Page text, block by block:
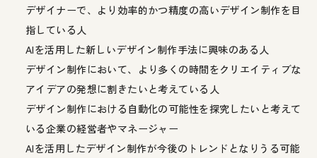
デザイナーで、より効率的かつ精度の高いデザイン制作を目
指している人
AIを活用した新しいデザイン制作手法に興味のある人
デザイン制作において、より多くの時間をクリエイティブな
アイデアの発想に割きたいと考えている人
デザイン制作における自動化の可能性を探究したいと考えて
いる企業の経営者やマネージャー
AIを活用したデザイン制作が今後のトレンドとなりうる可能